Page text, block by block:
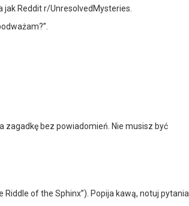
jak Reddit r/UnresolvedMysteries.
zagadkę bez powiadomień. Nie musisz być
Riddle of the Sphinx”). Popija kawą, notuj pytania